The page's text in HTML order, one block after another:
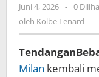
Juni 4, 2026 oleh
Kolbe
- 0
oleh Kolbe Lenard
Milan kembali